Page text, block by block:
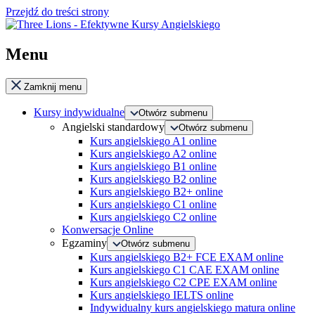
Przejdź do treści strony
Menu
Zamknij menu
Kursy indywidualne Otwórz submenu
Angielski standardowy Otwórz submenu
Kurs angielskiego A1 online
Kurs angielskiego A2 online
Kurs angielskiego B1 online
Kurs angielskiego B2 online
Kurs angielskiego B2+ online
Kurs angielskiego C1 online
Kurs angielskiego C2 online
Konwersacje Online
Egzaminy
Otwórz submenu
Kurs angielskiego B2+ FCE EXAM online
Kurs angielskiego C1 CAE EXAM online
Kurs angielskiego C2 CPE EXAM online
Kurs angielskiego IELTS online
Indywidualny kurs angielskiego matura online